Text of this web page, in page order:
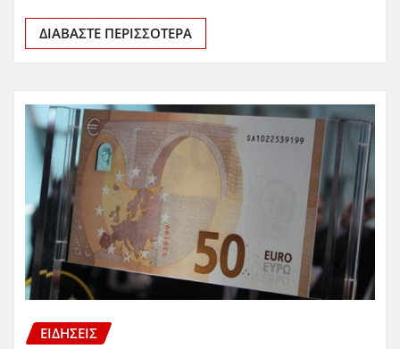
ΔΙΑΒΆΣΤΕ ΠΕΡΙΣΣΌΤΕΡΑ
ΕΙΔΗΣΕΙΣ